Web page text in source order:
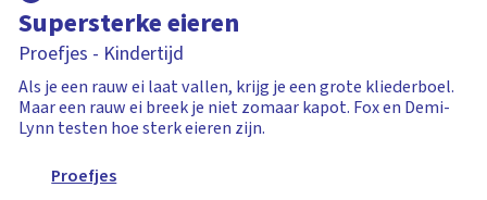
Supersterke eieren
Proefjes - Kindertijd
Als je een rauw ei laat vallen, krijg je een grote kliederboel.
Maar een rauw ei breek je niet zomaar kapot. Fox en Demi-
Lynn testen hoe sterk eieren zijn.
Proefjes